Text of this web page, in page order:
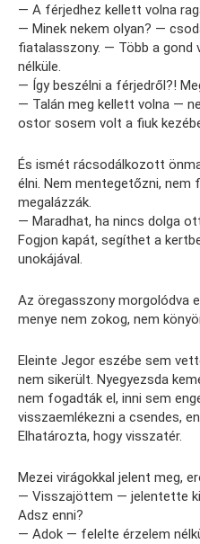
— A férjedhez kellett volna
— Minek nekem olyan? —
fiatalasszony. — Több a gond
nélküle.
— Így beszélni a férjedről?!
— Talán meg kellett volna —
ostor sosem volt a fiuk
És ismét rácsodálkozott
élni. Nem mentegetőzni, nem
megalázzák.
— Maradhat, ha nincs dolga
Fogjon kapát, segíthet a
unokájával.
Az öregasszony morgolódva
menye nem zokog, nem
Eleinte Jegor eszébe sem
nem sikerült. Nyegyezsda
nem fogadták el, inni sem
visszaemlékezni a csendes,
Elhatározta, hogy visszatér.
Mezei virágokkal jelent meg,
— Visszajöttem — jelentette
Adsz enni?
— Adok — felelte érzelem